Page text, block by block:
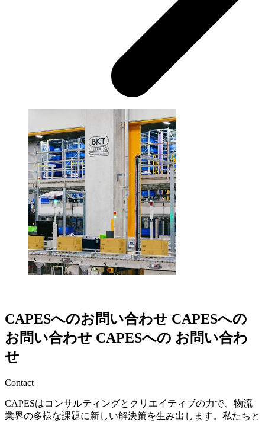
CAPESへのお問い合わせ CAPESへの
お問い合わせ CAPESへの お問い合わ
せ
Contact
CAPESはコンサルティングとクリエイティブの力で、物流
業界の多様な課題に新しい解決策を生み出します。私たちと